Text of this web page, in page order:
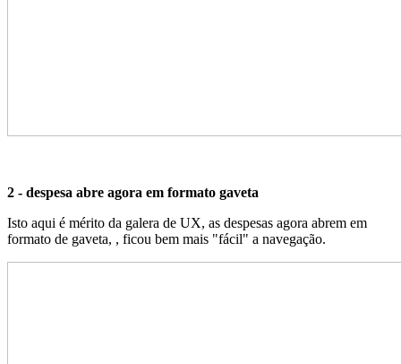
2 - despesa abre agora em formato gaveta
Isto aqui é mérito da galera de UX, as despesas agora abrem em
formato de gaveta, , ficou bem mais "fácil" a navegação.